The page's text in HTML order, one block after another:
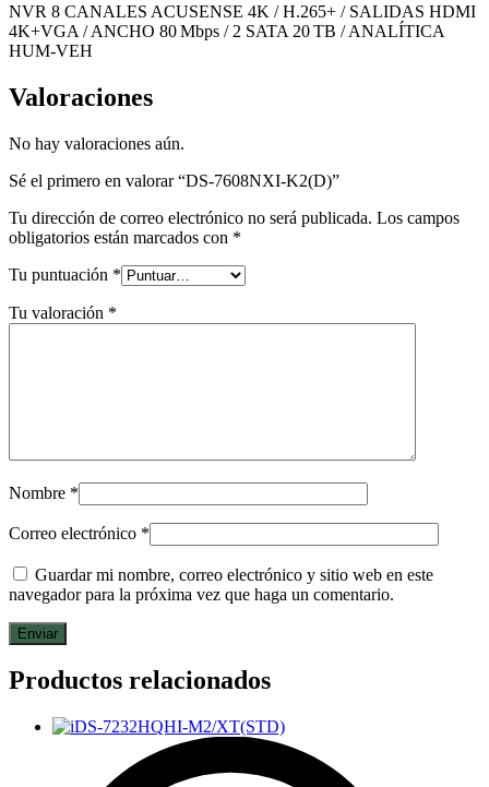
NVR 8 CANALES ACUSENSE 4K / H.265+ / SALIDAS HDMI
4K+VGA / ANCHO 80 Mbps / 2 SATA 20 TB / ANALÍTICA
HUM‑VEH
Valoraciones
No hay valoraciones aún.
Sé el primero en valorar “DS-7608NXI-K2(D)”
Tu dirección de correo electrónico no será publicada. Los campos
obligatorios están marcados con *
Tu puntuación *
Tu valoración *
Nombre *
Correo electrónico *
Guardar mi nombre, correo electrónico y sitio web en este
navegador para la próxima vez que haga un comentario.
Productos relacionados